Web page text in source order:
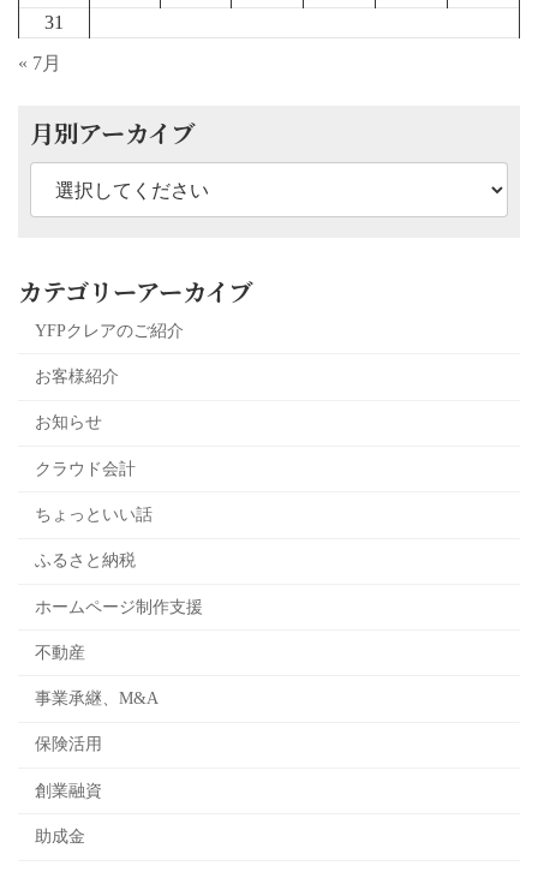
31
« 7月
月別アーカイブ
カテゴリーアーカイブ
YFPクレアのご紹介
お客様紹介
お知らせ
クラウド会計
ちょっといい話
ふるさと納税
ホームページ制作支援
不動産
事業承継、M&A
保険活用
創業融資
助成金